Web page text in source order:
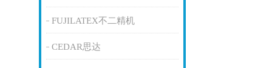
FUJILATEX不二精机
CEDAR思达